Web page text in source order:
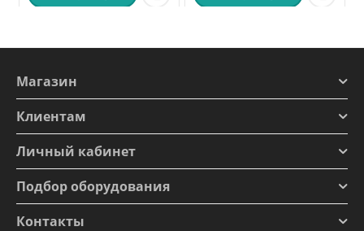
Магазин
Клиентам
Личный кабинет
Подбор оборудования
Контакты